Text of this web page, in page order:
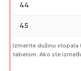
44
45
Izmerite dužinu stopala
tabelom. Ako ste